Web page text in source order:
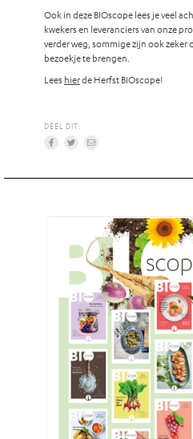
Ook in deze BIOscope lees je veel
kwekers en leveranciers van onze
verder weg, sommige zijn ook zeker
bezoekje te brengen.
Leeshierde Herfst BIOscope!
DEEL DIT: